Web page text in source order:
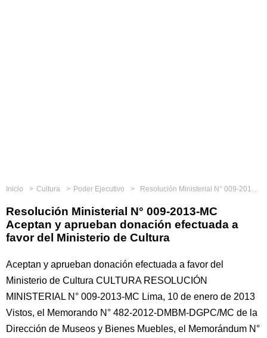
Inicio Cultura Poder Ejecutivo Resolución Ministerial N° 009-2013-MC Aceptan y aprueban donación efectuada a favor del Ministerio de Cultura
Resolución Ministerial N° 009-2013-MC
Aceptan y aprueban donación efectuada a
favor del Ministerio de Cultura
Aceptan y aprueban donación efectuada a favor del
Ministerio de Cultura CULTURA RESOLUCIÓN
MINISTERIAL N° 009-2013-MC Lima, 10 de enero de 2013
Vistos, el Memorando N° 482-2012-DMBM-DGPC/MC de la
Dirección de Museos y Bienes Muebles, el Memorándum N°